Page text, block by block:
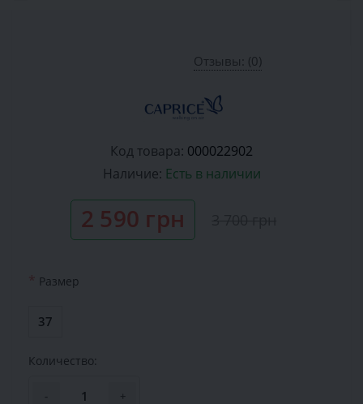
Отзывы: (0)
Код товара: 000022902
Наличие: Есть в наличии
2 590 грн
* Размер
37
Количество:
- +